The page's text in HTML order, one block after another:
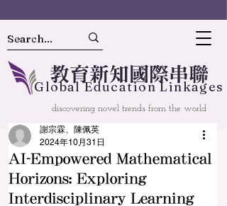
教育新知國 際串聯
GlobalEducation Linkages
discovering novel trends from the world
AI-Empowered Mathematical
Horizons: Exploring
Interdisciplinary Learning
謝宗霖、陳佩英
2024年10月31日